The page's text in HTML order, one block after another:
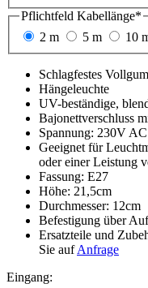
Pflichtfeld Kabellänge*
2 m
5 m 10
Schlagfestes
Hängeleuchte
UV-beständige,
Bajonettverschluss
Spannung: 230V AC
Geeignet für
oder einer Leistung
Fassung: E27
Höhe: 21,5cm
Durchmesser: 12cm
Befestigung über
Ersatzteile und
Sie aufAnfrage
Eingang: